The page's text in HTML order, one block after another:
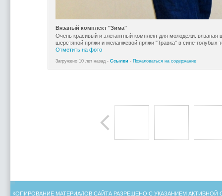
Вязаный комплект "Зима"
Очень красивый и элегантный комплект для молодёжи:
шерстяной пряжи и меланжевой пряжи "Травка" в сине-голубых
Отметить на фото
Загружено 10 лет назад - Ссылки - Пожаловаться на содержание
КОПИРОВАНИЕ МАТЕРИАЛОВ САЙТА РАЗРЕШЕНО С УКАЗАНИЕМ АКТИВНОЙ